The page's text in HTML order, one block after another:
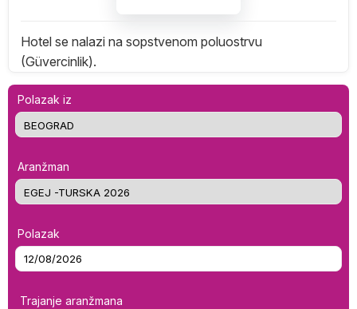
Hotel se nalazi na sopstvenom poluostrvu
(Güvercinlik).
Polazak iz
Aranžman
Polazak
Trajanje aranžmana